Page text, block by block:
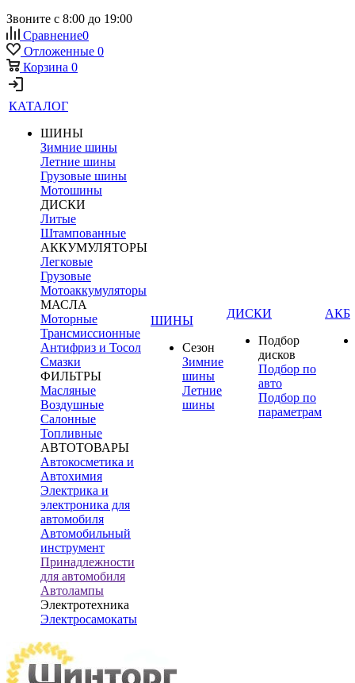
Звоните с 8:00 до 19:00
Сравнение0
Отложенные 0
Корзина 0
КАТАЛОГ
ШИНЫ
Зимние шины
Летние шины
Грузовые шины
Мотошины
ДИСКИ
Литые
Штампованные
АККУМУЛЯТОРЫ
Легковые
Грузовые
Мотоаккумуляторы
МАСЛА
Моторные
Трансмиссионные
Антифриз и Тосол
Смазки
ФИЛЬТРЫ
Масляные
Воздушные
Салонные
Топливные
АВТОТОВАРЫ
Автокосметика и
Автохимия
Электрика и
электроника для
автомобиля
Автомобильный
инструмент
Принадлежности
для автомобиля
Автолампы
Электротехника
Электросамокаты
ШИНЫ
Сезон
Зимние
шины
Летние
шины
ДИСКИ
Подбор
дисков
Подбор по
авто
Подбор по
параметрам
АКБ